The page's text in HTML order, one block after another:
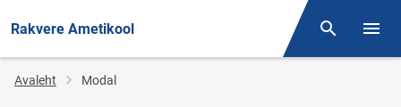
Rakvere Ametikool Otsing
Jälglink
Avaleht Modal